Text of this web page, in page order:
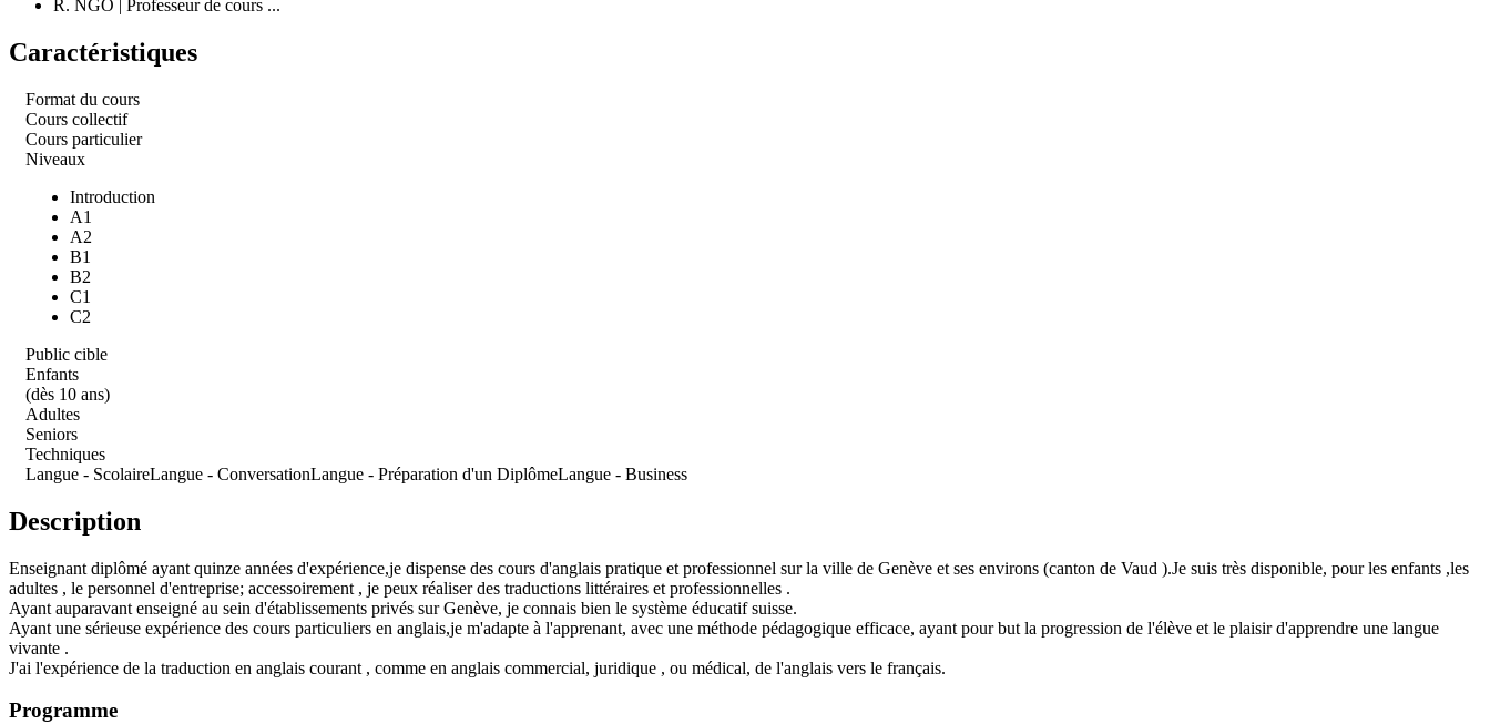
R. NGO | Professeur de cours ...
Caractéristiques
Format du cours
Cours collectif
Cours particulier
Niveaux
Introduction
A1
A2
B1
B2
C1
C2
Public cible
Enfants
(dès 10 ans)
Adultes
Seniors
Techniques
Langue - ScolaireLangue - ConversationLangue - Préparation d'un DiplômeLangue - Business
Description
Enseignant diplômé ayant quinze années d'expérience,je dispense des cours d'anglais pratique et professionnel sur la ville de Genève et ses environs (canton de Vaud ).Je suis très disponible, pour les enfants ,les
adultes , le personnel d'entreprise; accessoirement , je peux réaliser des traductions littéraires et professionnelles .
Ayant auparavant enseigné au sein d'établissements privés sur Genève, je connais bien le système éducatif suisse.
Ayant une sérieuse expérience des cours particuliers en anglais,je m'adapte à l'apprenant, avec une méthode pédagogique efficace, ayant pour but la progression de l'élève et le plaisir d'apprendre une langue
vivante .
J'ai l'expérience de la traduction en anglais courant , comme en anglais commercial, juridique , ou médical, de l'anglais vers le français.
Programme